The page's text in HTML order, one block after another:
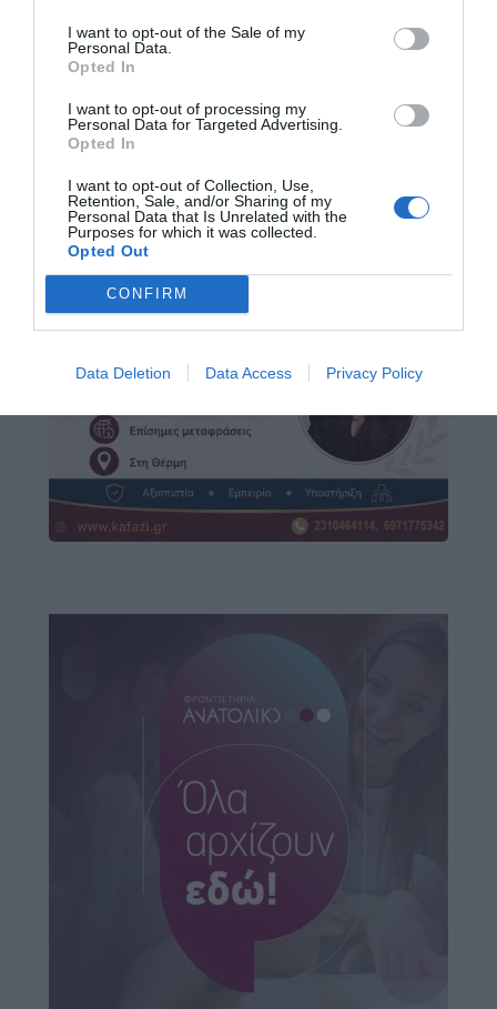
I want to opt-out of the Sale of my
Personal Data.
Opted In
I want to opt-out of processing my
Personal Data for Targeted Advertising.
Opted In
I want to opt-out of Collection, Use,
Retention, Sale, and/or Sharing of my
Personal Data that Is Unrelated with the
Purposes for which it was collected.
Opted Out
CONFIRM
Data Deletion Data Access Privacy Policy